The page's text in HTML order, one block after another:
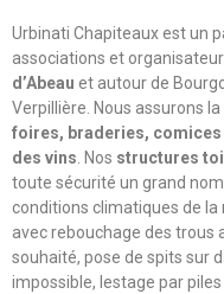
Urbinati Chapiteaux est un
associations et
d’Abeau et autour de
Verpillière. Nous assurons
foires, braderies,
des vins. Nos structures
toute sécurité un grand
conditions climatiques de la
avec rebouchage des trous
souhaité, pose de spits sur
impossible, lestage par